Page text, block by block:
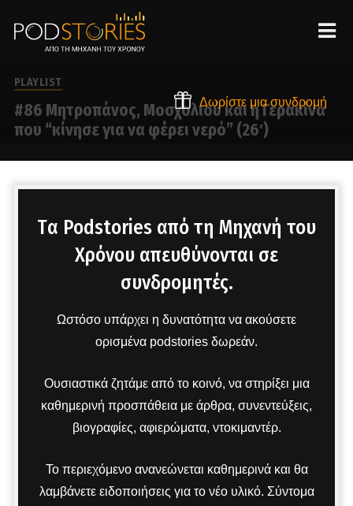
Δωρίστε μια συνδρομή
PLAYLIST
#86 Μητροπάνος, Μοσχολιού και η Γερακίνα
που “κίνησε για να φέρει νερό” (26′)
Tα Podstories από τη Μηχανή του
Χρόνου απευθύνονται σε
συνδρομητές.
Ωστόσο υπάρχει η δυνατότητα να ακούσετε
ορισμένα podstories δωρεάν.
Ουσιαστικά ζητάμε από το κοινό, να στηρίξει μια
καθημερινή προσπάθεια με άρθρα, συνεντεύξεις,
βιογραφίες, αφιερώματα, ντοκιμαντέρ.
Το περιεχόμενο ανανεώνεται καθημερινά και θα
λαμβάνετε ειδοποιήσεις για το νέο υλικό. Σύντομα